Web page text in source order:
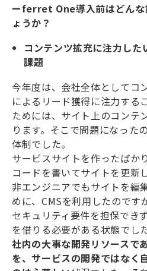
ーferret One導入前はどんな
ょうか？
コンテンツ拡充に注力し
課題
今年度は、会社全体としてコ
によるリード獲得に注力する
ためには、サイト上のコンテ
ります。そこで問題になった
体制でした。
サービスサイトを作ったばか
コードを書いてサイトを更新
非エンジニアでもサイトを編
めに、CMSを利用したのです
セキュリティ要件を担保でき
を借りる必要がある状態でした
社内の大事な開発リソースで
を、サービスの開発ではなく